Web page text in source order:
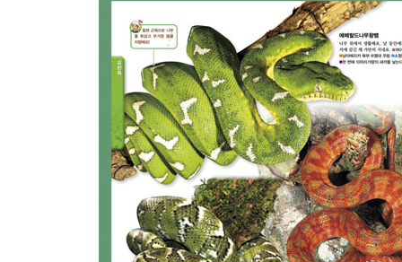
무족도마뱀 무리 92
지렁이도마뱀 무리 / 지렁이도마뱀의 몸 구조 93
뱀 무리 / 뱀의 몸 구조 95
코브라 무리 96
두더지살무사 무리 104